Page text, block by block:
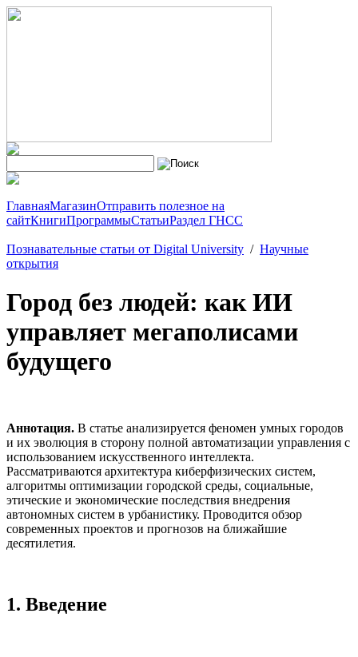
ГлавнаяМагазинОтправить полезное на
сайтКнигиПрограммыСтатьиРаздел ГНСС
Познавательные статьи от Digital University / Научные
открытия
Город без людей: как ИИ
управляет мегаполисами
будущего
Аннотация. В статье анализируется феномен умных городов
и их эволюция в сторону полной автоматизации управления с
использованием искусственного интеллекта.
Рассматриваются архитектура киберфизических систем,
алгоритмы оптимизации городской среды, социальные,
этические и экономические последствия внедрения
автономных систем в урбанистику. Проводится обзор
современных проектов и прогнозов на ближайшие
десятилетия.
1. Введение